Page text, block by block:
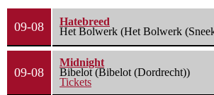
09-08
Hatebreed
Het Bolwerk (Het Bolwerk
09-08
Midnight
Bibelot (Bibelot (Dordrecht))
Tickets